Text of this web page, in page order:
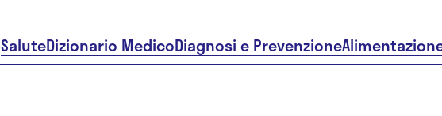
SaluteDizionario MedicoDiagnosi e Prevenzione